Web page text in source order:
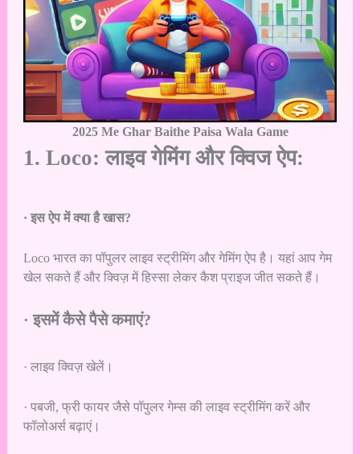
2025 Me Ghar Baithe Paisa Wala Game
1. Loco: लाइव गेमिंग और क्विज ऐप:
· इस ऐप में क्या है खास?
Loco भारत का पॉपुलर लाइव स्ट्रीमिंग और गेमिंग ऐप है। यहां आप गेम
खेल सकते हैं और क्विज़ में हिस्सा लेकर कैश प्राइज जीत सकते हैं।
· इसमें कैसे पैसे कमाएं?
· लाइव क्विज़ खेलें।
· पबजी, फ्री फायर जैसे पॉपुलर गेम्स की लाइव स्ट्रीमिंग करें और
फॉलोअर्स बढ़ाएं।